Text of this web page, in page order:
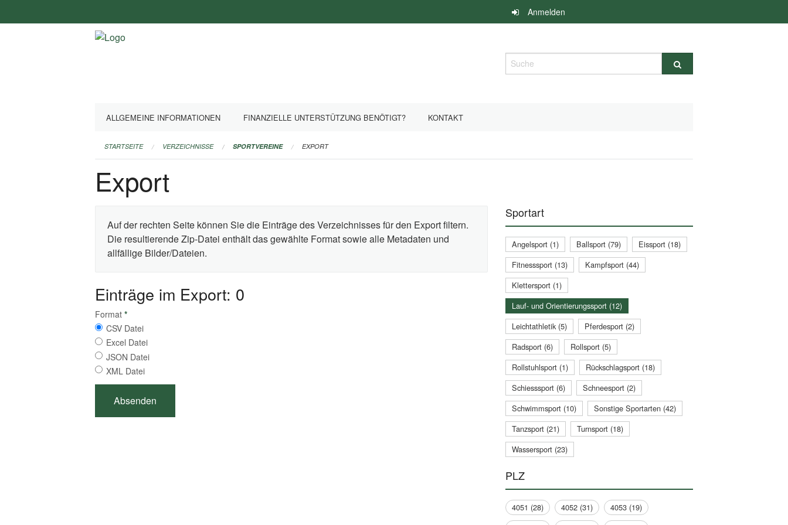
überspringen
Anmelden
Suche
ALLGEMEINE INFORMATIONEN FINANZIELLE UNTERSTÜTZUNG BENÖTIGT? KONTAKT
STARTSEITE VERZEICHNISSE SPORTVEREINE EXPORT
Export
Auf der rechten Seite können Sie die Einträge des Verzeichnisses für den Export filtern.
Die resultierende Zip-Datei enthält das gewählte Format sowie alle Metadaten und
allfällige Bilder/Dateien.
Einträge im Export: 0
Format *
CSV Datei
Excel Datei
JSON Datei
XML Datei
Sportart
Angelsport (1) Ballsport (79)
Eissport (18)
Fitnesssport (13)
Kampfsport (44)
Klettersport (1)
Lauf- und Orientierungssport (12)
Leichtathletik (5)
Pferdesport (2)
Radsport (6)
Rollsport (5)
Rollstuhlsport (1)
Rückschlagsport (18)
Schiesssport (6)
Schneesport (2)
Schwimmsport (10)
Sonstige Sportarten (42)
Tanzsport (21)
Turnsport (18)
Wassersport (23)
PLZ
4051 (28) 4052 (31)
4053 (19)